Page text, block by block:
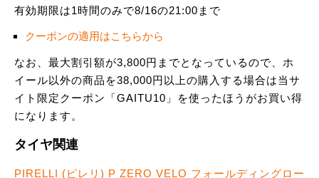
有効期限は1時間のみで8/16の21:00まで
クーポンの適用はこちらから
なお、最大割引額が3,800円までとなっているので、ホ
イール以外の商品を38,000円以上の購入する場合は当サ
イト限定クーポン「GAITU10」を使ったほうがお買い得
になります。
タイヤ関連
PIRELLI (ピレリ) P ZERO VELO フォールディングロー